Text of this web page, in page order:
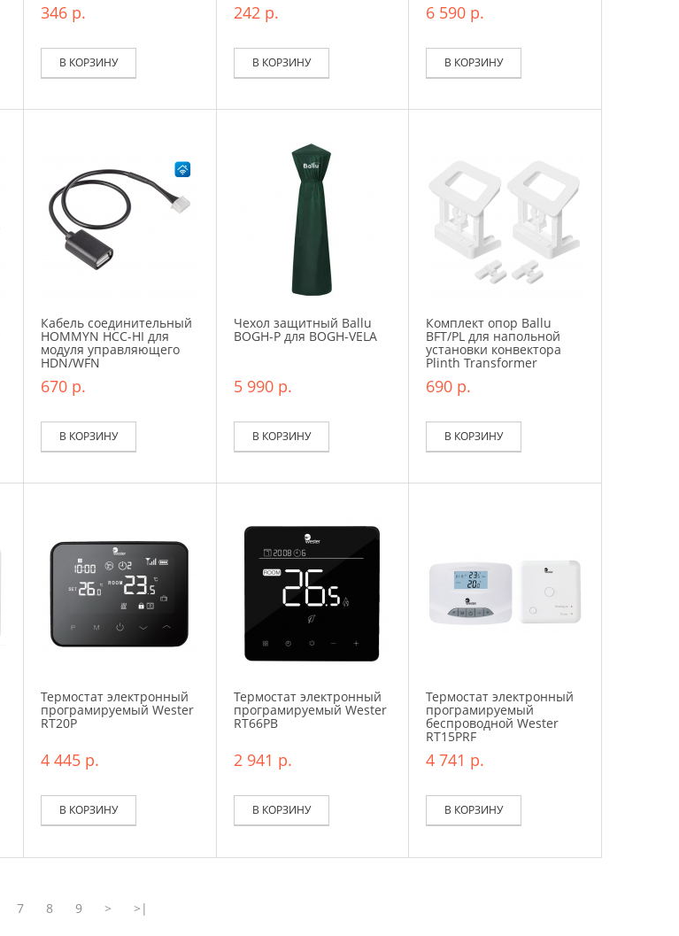
346 р.
В КОРЗИНУ
242 р.
В КОРЗИНУ
6 590 р.
В КОРЗИНУ
Кабель соединительный
HOMMYN HCC-HI для
модуля управляющего
HDN/WFN
670 р.
В КОРЗИНУ
Чехол защитный Ballu
BOGH-P для BOGH-VELA
5 990 р.
В КОРЗИНУ
Комплект опор Ballu
BFT/PL для напольной
установки конвектора
Plinth Transformer
690 р.
В КОРЗИНУ
Термостат электронный
програмируемый Wester
RT20P
4 445 р.
В КОРЗИНУ
Термостат электронный
програмируемый Wester
RT66PB
2 941 р.
В КОРЗИНУ
Термостат электронный
програмируемый
беспроводной Wester
RT15PRF
4 741 р.
В КОРЗИНУ
7 8 9 > >|